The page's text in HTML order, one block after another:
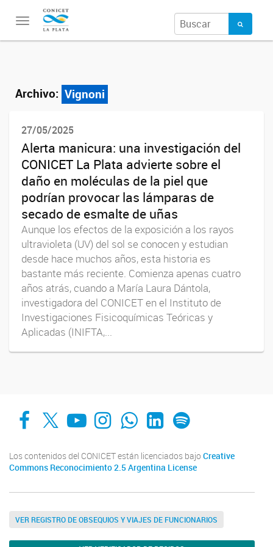
Toggle
navigation
Archivo: Vignoni
27/05/2025
Alerta manicura: una investigación del
CONICET La Plata advierte sobre el
daño en moléculas de la piel que
podrían provocar las lámparas de
secado de esmalte de uñas
Aunque los efectos de la exposición a los rayos
ultravioleta (UV) del sol se conocen y estudian
desde hace muchos años, esta historia es
bastante más reciente. Comienza apenas cuatro
años atrás, cuando a María Laura Dántola,
investigadora del CONICET en el Instituto de
Investigaciones Fisicoquímicas Teóricas y
Aplicadas (INIFTA,...
Facebook
X YouTube
Instagram
Whats AppLinkedIn
Spotify
Los contenidos del CONICET están licenciados bajo Creative
Commons Reconocimiento 2.5 Argentina License
VER REGISTRO DE OBSEQUIOS Y VIAJES DE FUNCIONARIOS